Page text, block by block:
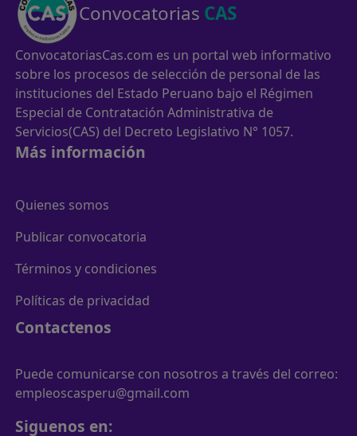
Convocatorias CAS
ConvocatoriasCas.com es un portal web informativo
sobre los procesos de selección de personal de las
instituciones del Estado Peruano bajo el Régimen
Especial de Contratación Administrativa de
Servicios(CAS) del Decreto Legislativo N° 1057.
Más información
Quienes somos
Publicar convocatoria
Términos y condiciones
Políticas de privacidad
Contactenos
Puede comunicarse con nosotros a través del correo:
empleoscasperu@gmail.com
Siguenos en: